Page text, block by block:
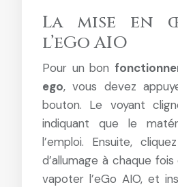
La mise en
l’eGo AIO
Pour un bon
ego, vous devez
bouton. Le voyant
indiquant que le
l’emploi. Ensuite,
d’allumage à chaque
vapoter l’eGo AIO, et